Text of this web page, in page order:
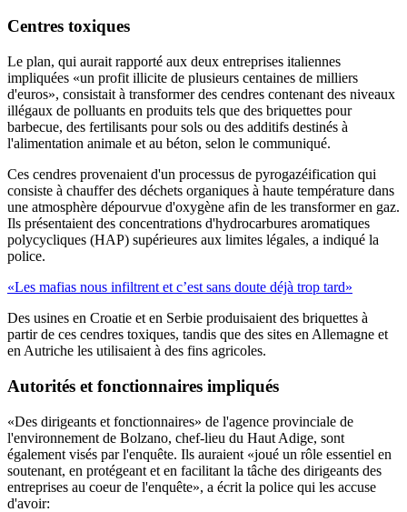
Centres toxiques
Le plan, qui aurait rapporté aux deux entreprises italiennes
impliquées «un profit illicite de plusieurs centaines de milliers
d'euros», consistait à transformer des cendres contenant des niveaux
illégaux de polluants en produits tels que des briquettes pour
barbecue, des fertilisants pour sols ou des additifs destinés à
l'alimentation animale et au béton, selon le communiqué.
Ces cendres provenaient d'un processus de pyrogazéification qui
consiste à chauffer des déchets organiques à haute température dans
une atmosphère dépourvue d'oxygène afin de les transformer en gaz.
Ils présentaient des concentrations d'hydrocarbures aromatiques
polycycliques (HAP) supérieures aux limites légales, a indiqué la
police.
«Les mafias nous infiltrent et c’est sans doute déjà trop tard»
Des usines en Croatie et en Serbie produisaient des briquettes à
partir de ces cendres toxiques, tandis que des sites en Allemagne et
en Autriche les utilisaient à des fins agricoles.
Autorités et fonctionnaires impliqués
«Des dirigeants et fonctionnaires» de l'agence provinciale de
l'environnement de Bolzano, chef-lieu du Haut Adige, sont
également visés par l'enquête. Ils auraient «joué un rôle essentiel en
soutenant, en protégeant et en facilitant la tâche des dirigeants des
entreprises au coeur de l'enquête», a écrit la police qui les accuse
d'avoir: